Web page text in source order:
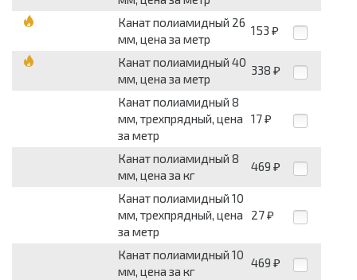
Канат полиамидный 26
мм, цена за метр
153 ₽
Канат полиамидный 40
мм, цена за метр
338 ₽
Канат полиамидный 8
мм, трехпрядный, цена
за метр
17 ₽
Канат полиамидный 8
мм, цена за кг
469 ₽
Канат полиамидный 10
мм, трехпрядный, цена
за метр
27 ₽
Канат полиамидный 10
мм, цена за кг
469 ₽